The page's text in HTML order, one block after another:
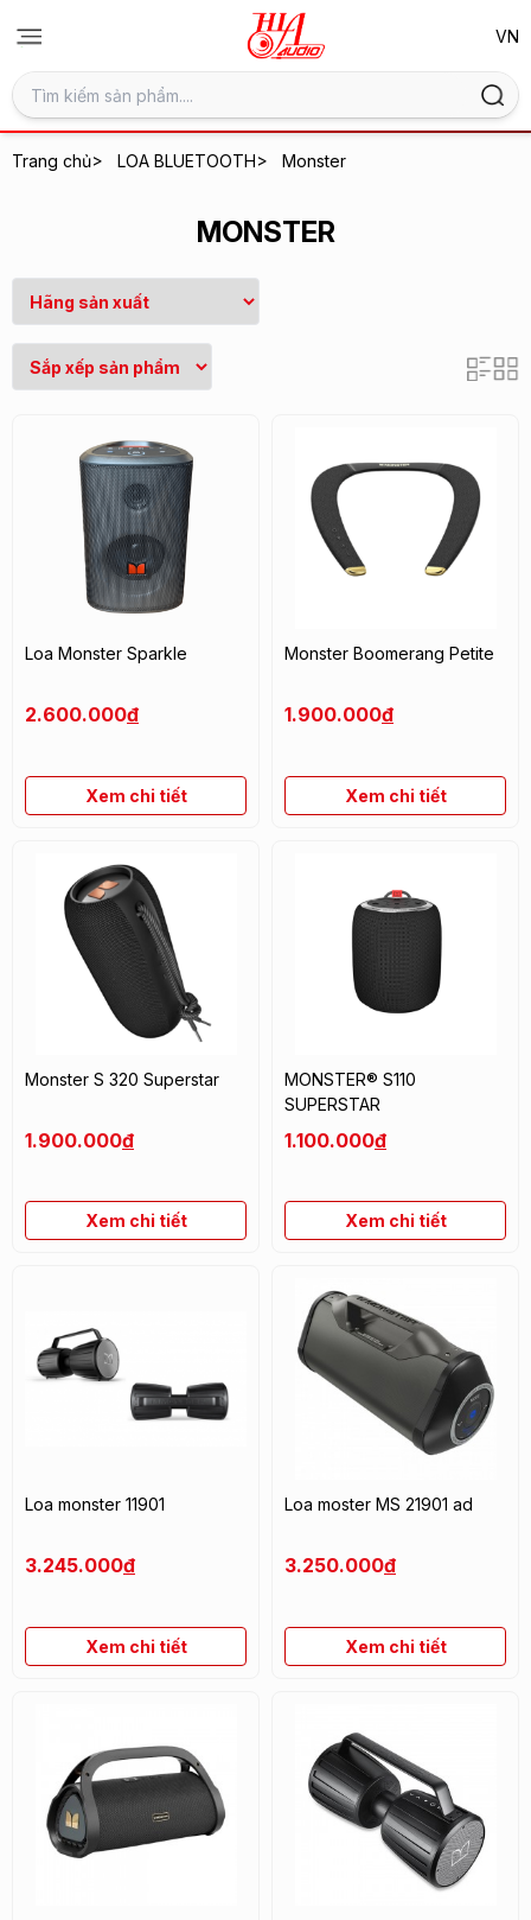
Trang chủ> LOA BLUETOOTH> Monster
MONSTER
Loa Monster Sparkle
2.600.000đ
Xem chi tiết
Monster Boomerang Petite
1.900.000đ
Xem chi tiết
Monster S 320 Superstar
1.900.000đ
Xem chi tiết
MONSTER® S110
SUPERSTAR
1.100.000đ
Xem chi tiết
Loa monster 11901
3.245.000đ
Xem chi tiết
Loa moster MS 21901 ad
3.250.000đ
Xem chi tiết